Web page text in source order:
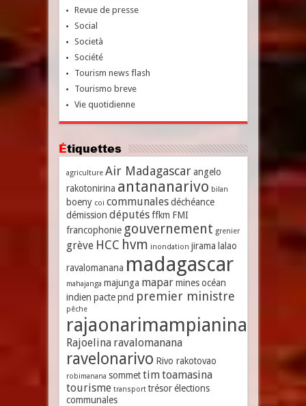
Revue de presse
Social
Società
Société
Tourism news flash
Tourismo breve
Vie quotidienne
Étiquettes
agriculture Air Madagascar angelo
rakotonirina antananarivo bilan
boeny coi communales déchéance
démission députés ffkm FMI
francophonie gouvernement grenier
grève HCC hvm inondation jirama lalao
ravalomanana madagascar
mahajanga majunga mapar mines océan
indien pacte pnd premier ministre
pêche
rajaonarimampianina
Rajoelina ravalomanana
ravelonarivo Rivo rakotovao
robimanana sommet timtoamasina
tourisme transport trésor élections
communales